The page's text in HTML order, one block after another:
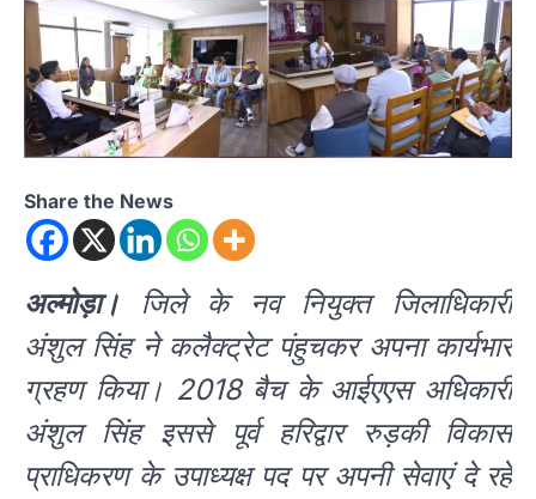
Share the News
अल्मोड़ा। जिले के नव नियुक्त जिलाधिकारी
अंशुल सिंह ने कलैक्ट्रेट पंहुचकर अपना कार्यभार
ग्रहण किया। 2018 बैच के आईएएस अधिकारी
अंशुल सिंह इससे पूर्व हरिद्वार रुड़की विकास
प्राधिकरण के उपाध्यक्ष पद पर अपनी सेवाएं दे रहे